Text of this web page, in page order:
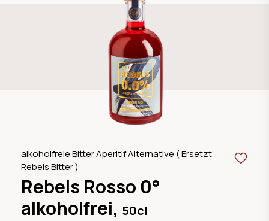
alkoholfreie Bitter Aperitif Alternative ( Ersetzt
Rebels Bitter )
Rebels Rosso 0°
alkoholfrei, 50cl